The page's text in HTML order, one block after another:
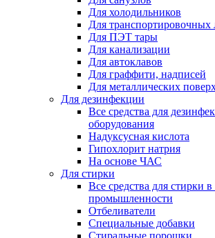
Для холодильников
Для транспортировочных
Для ПЭТ тары
Для канализации
Для автоклавов
Для граффити, надписей
Для металлических
Для дезинфекции
Все средства для
оборудования
Надуксусная кислота
Гипохлорит натрия
На основе ЧАС
Для стирки
Все средства для стирки
промышленности
Отбеливатели
Специальные добавки
Стиральные порошки